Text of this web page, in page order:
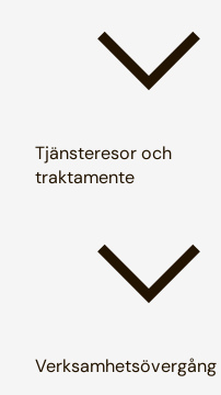
Tjänsteresor och
traktamente
Verksamhetsövergång